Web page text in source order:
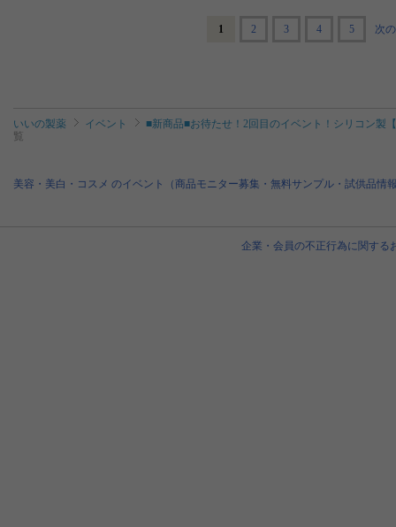
1 2 3 4 5 次
いいの製薬 イベント
■新商品■お待たせ！2回目のイベント！シリコン製
覧
美容・美白・コスメ のイベント（商品モニター募集・無料サンプル・試供品情
企業・会員の不正行為に関する